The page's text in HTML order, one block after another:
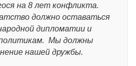
на 8 лет конфликта.
должно оставаться
дипломатии и
Мы должны
нашей дружбы.